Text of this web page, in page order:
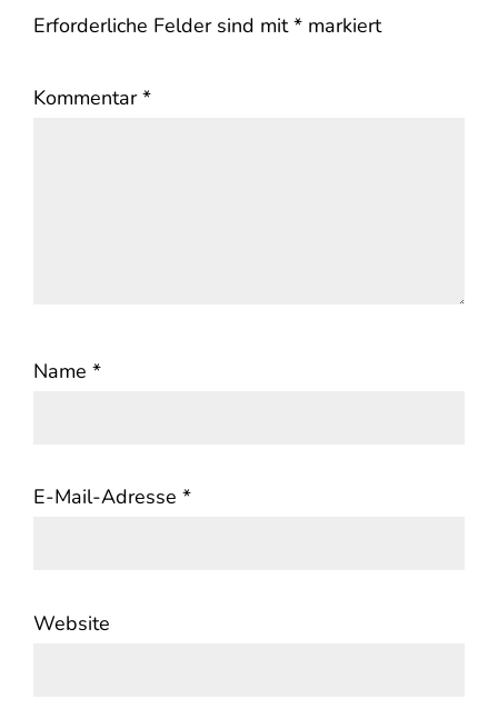
Erforderliche Felder sind mit* markiert
Kommentar*
Name *
E-Mail-Adresse *
Website